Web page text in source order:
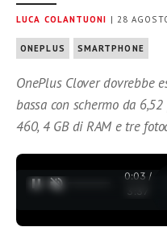
LUCA COLANTUONI | 28
ONEPLUS SMARTPHONE
OnePlus Clover dovrebbe
bassa con schermo da
460, 4 GB di RAM e tre
0:04 /
3:37